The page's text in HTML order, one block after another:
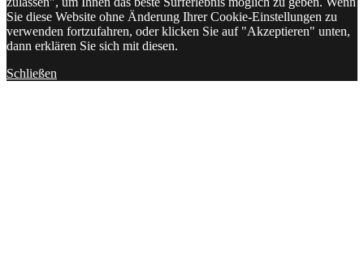
Sie diese Website ohne Änderung Ihrer Cookie-Einstellungen zu
verwenden fortzufahren, oder klicken Sie auf "Akzeptieren" unten,
dann erklären Sie sich mit diesen.
Schließen